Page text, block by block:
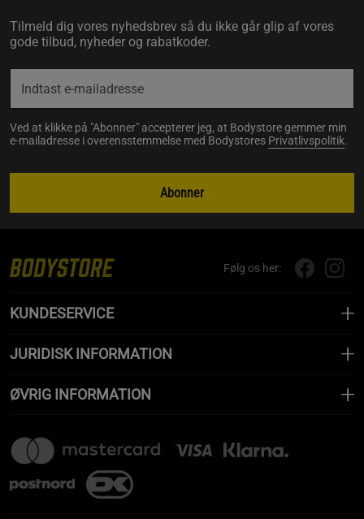
Tilmeld dig vores nyhedsbrev så du ikke går glip af vores
gode tilbud, nyheder og rabatkoder.
Ved at klikke på "Abonner" accepterer jeg, at Bodystore gemmer min
e-mailadresse i overensstemmelse med Bodystores Privatlivspolitik.
Abonner
Følg os her:
KUNDESERVICE
JURIDISK INFORMATION
ØVRIG INFORMATION